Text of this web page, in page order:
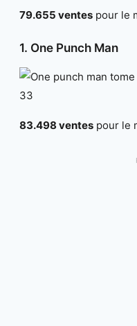
79.655 ventes pour le
1. One Punch Man
83.498 ventes pour le